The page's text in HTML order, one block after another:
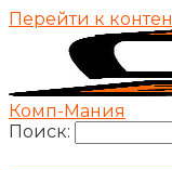
Перейти к
Комп-Мания
Поиск: